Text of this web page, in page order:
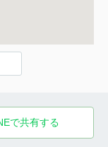
で共有する